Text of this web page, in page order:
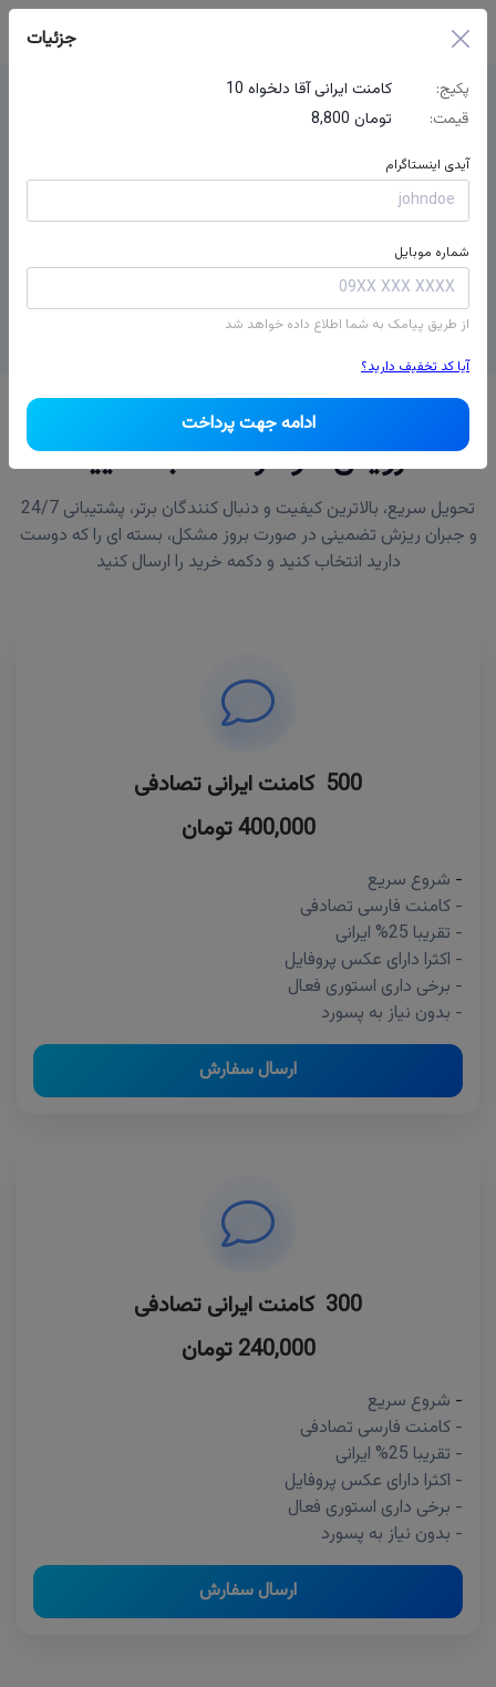
سوالی دارید؟ ما برای شما اینجا
برای دریافت مشاورۀ رایگان، همین حالا با کارشناسان ما تماس
پشتیبانی تلگرام
سرویس خود را انتخاب نمایید
تحویل سریع، بالاترین کیفیت و دنبال کنندگان برتر، پشتیبانی 24/7
و جبران ریزش تضمینی در صورت بروز مشکل، بسته ای را که دوست
دارید انتخاب کنید و دکمه خرید را ارسال کنید
500 کامنت ایرانی تصادفی
400,000 تومان
- شروع سریع
- کامنت فارسی تصادفی
- تقریبا 25% ایرانی
- اکثرا دارای عکس پروفایل
- برخی داری استوری فعال
- بدون نیاز به پسورد
ارسال سفارش
300 کامنت ایرانی تصادفی
240,000 تومان
- شروع سریع
- کامنت فارسی تصادفی
- تقریبا 25% ایرانی
- اکثرا دارای عکس پروفایل
- برخی داری استوری فعال
- بدون نیاز به پسورد
ارسال سفارش
جزئیات
پکیج:
10 کامنت ایرانی آقا دلخواه
قیمت:
8,800 تومان
آیدی اینستاگرام
شماره موبایل
از طریق پیامک به شما اطلاع داده خواهد شد
آیا کد تخفیف دارید؟
ادامه جهت پرداخت